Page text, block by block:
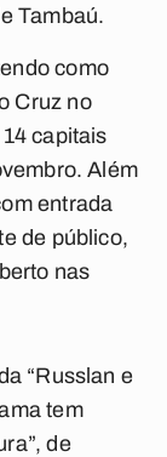
Tambaú.
como
Cruz no
capitais
Além
entrada
de público,
nas
“Russlan e
tem
de